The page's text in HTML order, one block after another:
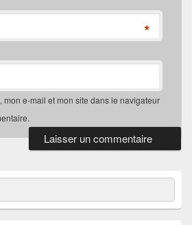
*
mon e-mail et mon site dans le navigateur